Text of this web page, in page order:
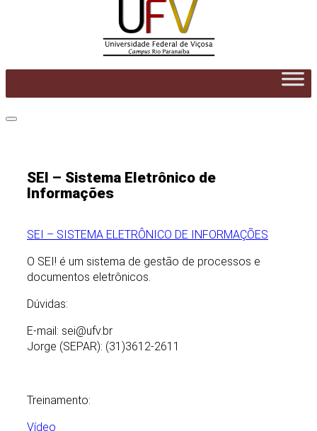
SEI – Sistema Eletrônico de
Informações
SEI – SISTEMA ELETRÔNICO DE INFORMAÇÕES
O SEI! é um sistema de gestão de processos e
documentos eletrônicos.
Dúvidas:
E-mail: sei@ufv.br
Jorge (SEPAR): (31)3612-2611
Treinamento:
Vídeo